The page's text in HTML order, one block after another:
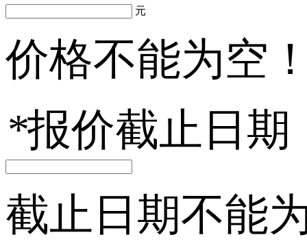
元
价格不能为空
*报价截止日期
截止日期不能